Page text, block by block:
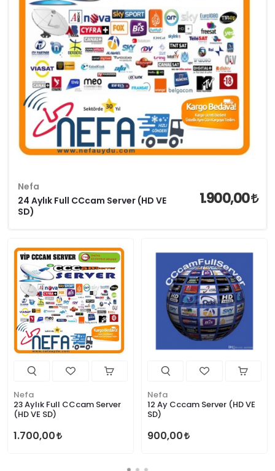
Nefa
24 Aylık Full CCcam Server (HD VE
SD)
1.900,00
Nefa
23 Aylık Full CCcam Server
(HD VE SD)
1.700,00
Nefa
12 Ay Cccam Server (HD VE
SD)
900,00